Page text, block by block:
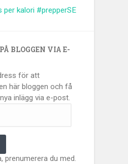
per kalori #prepperSE
BLOGGEN VIA E-
för att
här bloggen och få
inlägg via e-post.
prenumerera du med.